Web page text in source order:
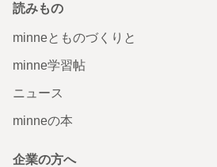
読みもの
minneとものづくりと
minne学習帖
ニュース
minneの本
企業の方へ